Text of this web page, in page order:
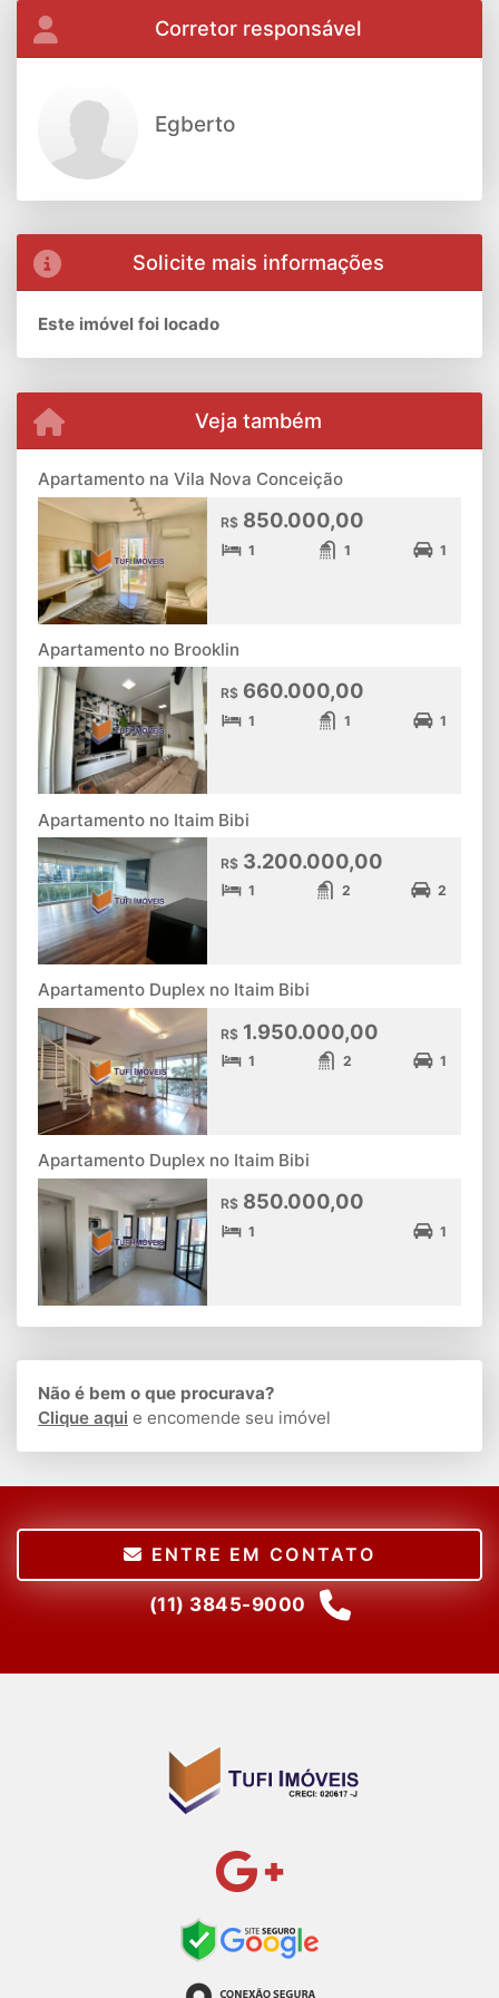
Corretor responsável
Egberto
Solicite mais informações
Este imóvel foi locado
Veja também
Apartamento na Vila Nova Conceição
R$ 850.000,00
1 1 1
Apartamento no Brooklin
R$ 660.000,00
1 1 1
Apartamento no Itaim Bibi
R$ 3.200.000,00
1 2 2
Apartamento Duplex no Itaim Bibi
R$ 1.950.000,00
1 2 1
Apartamento Duplex no Itaim Bibi
R$ 850.000,00
1 1
Não é bem o que procurava?
Clique aqui e encomende seu imóvel
ENTRE EM CONTATO
(11) 3845-9000